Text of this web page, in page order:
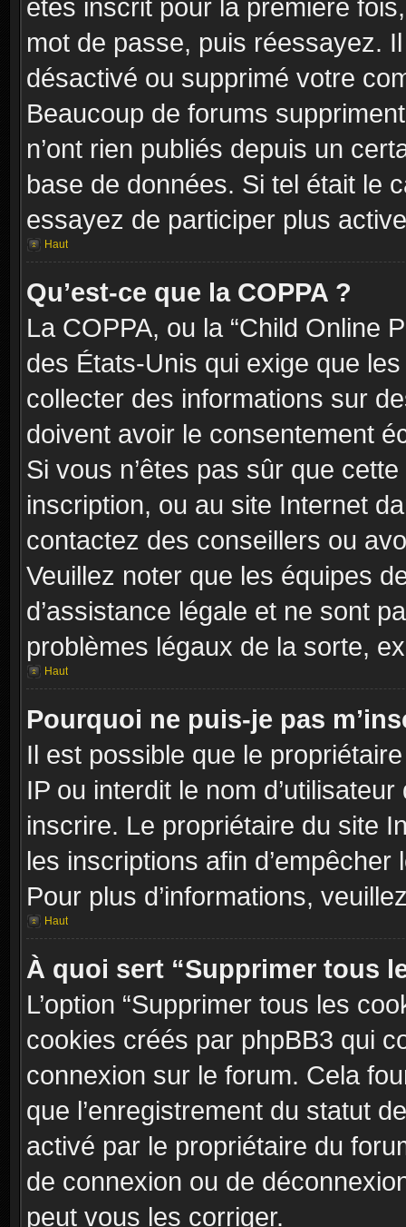
êtes inscrit pour la première
mot de passe, puis réessayez.
désactivé ou supprimé votre
Beaucoup de forums
n’ont rien publiés depuis un
base de données. Si tel était le
essayez de participer plus
Haut
Qu’est-ce que la COPPA ?
La COPPA, ou la “Child Online
des États-Unis qui exige que
collecter des informations sur
doivent avoir le consentement
Si vous n’êtes pas sûr que
inscription, ou au site Internet
contactez des conseillers ou
Veuillez noter que les équipes
d’assistance légale et ne sont
problèmes légaux de la sorte,
Haut
Pourquoi ne puis-je pas
Il est possible que le
IP ou interdit le nom
inscrire. Le propriétaire du site
les inscriptions afin
Pour plus d’informations,
Haut
À quoi sert “Supprimer tous
L’option “Supprimer tous les
cookies créés par phpBB3 qui
connexion sur le forum. Cela
que l’enregistrement du statut
activé par le propriétaire du
de connexion ou de
peut vous les corriger.